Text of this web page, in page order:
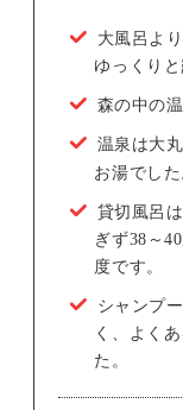
大風呂よ
ゆっくりと
森の中の
温泉は大
お湯でした
貸切風呂
ぎず38～
度です。
シャンプ
く、よく
た。